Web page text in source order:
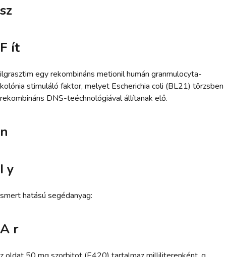
sz
F ít
ilgrasztim egy rekombináns metionil humán granmulocyta-
kolónia stimuláló faktor, melyet Escherichia coli (BL21) törzsben
rekombináns DNS-teéchnológiával állítanak elő.
n
I y
smert hatású segédanyag:
A r